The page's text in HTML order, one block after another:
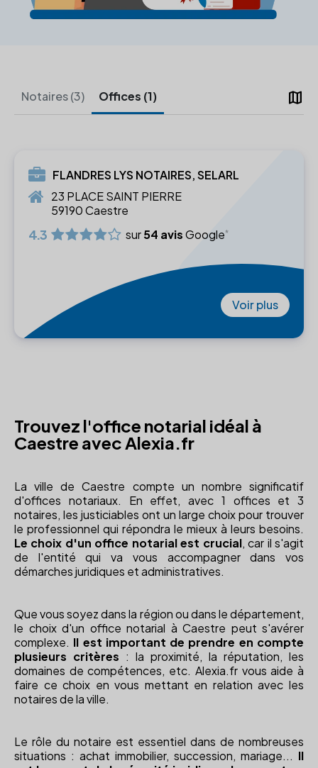
map
Notaires (3) Offices (1)
FLANDRES LYS NOTAIRES, SELARL
23 PLACE SAINT PIERRE
59190 Caestre
4.3 sur54 avisGoogle
Voir plus
Trouvez l'office notarial idéal à
Caestre avec Alexia.fr
La ville de Caestre compte un nombre significatif
d'offices notariaux. En effet, avec 1 offices et 3
notaires, les justiciables ont un large choix pour trouver
le professionnel qui répondra le mieux à leurs besoins.
Le choix d'un office notarial est crucial, car il s'agit
de l'entité qui va vous accompagner dans vos
démarches juridiques et administratives.
Que vous soyez dans la région ou dans le département,
le choix d'un office notarial à Caestre peut s'avérer
complexe. Il est important de prendre en compte
plusieurs critères : la proximité, la réputation, les
domaines de compétences, etc. Alexia.fr vous aide à
faire ce choix en vous mettant en relation avec les
notaires de la ville.
Le rôle du notaire est essentiel dans de nombreuses
situations : achat immobilier, succession, mariage... Il